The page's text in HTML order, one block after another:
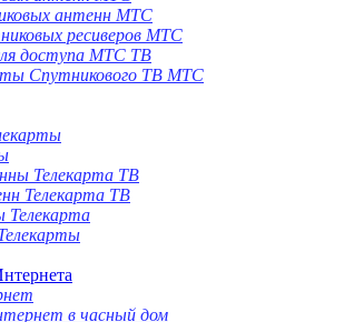
антенн МТС
ресиверов МТС
доступа МТС ТВ
Спутникового ТВ МТС
Телекарта ТВ
Телекарта ТВ
Телекарта
в часный дом